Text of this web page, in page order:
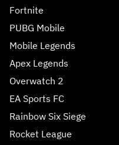
Fortnite
PUBG Mobile
Mobile Legends
Apex Legends
Overwatch 2
EA Sports FC
Rainbow Six Siege
Rocket League